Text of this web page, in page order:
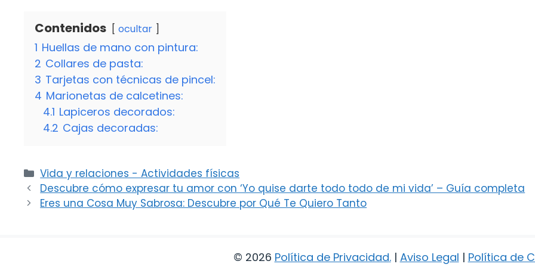
Contenidos ocultar
1 Huellas de mano con pintura:
2 Collares de pasta:
3 Tarjetas con técnicas de pincel:
4 Marionetas de calcetines:
4.1 Lapiceros decorados:
4.2 Cajas decoradas:
Categorías
Vida y relaciones - Actividades físicas
Descubre cómo expresar tu amor con ‘Yo quise darte todo todo de mi vida’ – Guía completa
Eres una Cosa Muy Sabrosa: Descubre por Qué Te Quiero Tanto
© 2026 Política de Privacidad.| Aviso Legal | Política de